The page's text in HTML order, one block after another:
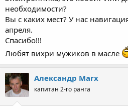
необходимости?
Вы с каких мест? У нас
апреля.
Спасибо!!!
Любят вихри мужиков в масле
Александр Marx
капитан 2-го ранга